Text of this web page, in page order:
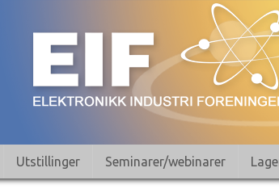
Utstillinger Seminarer/webinarer